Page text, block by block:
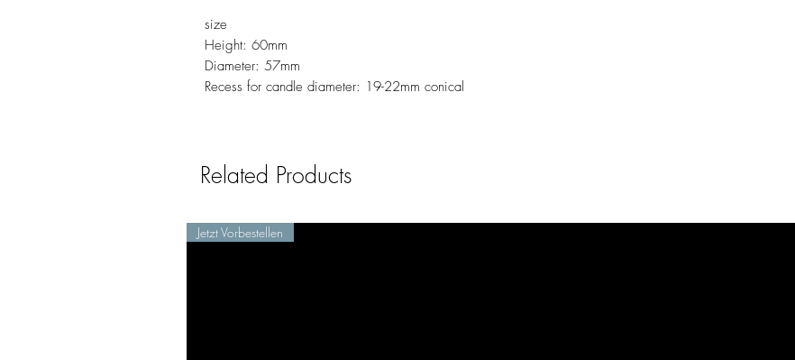
size
Height: 60mm
Diameter: 57mm
Recess for candle diameter: 19-22mm conical
Related Products
Jetzt Vorbestellen